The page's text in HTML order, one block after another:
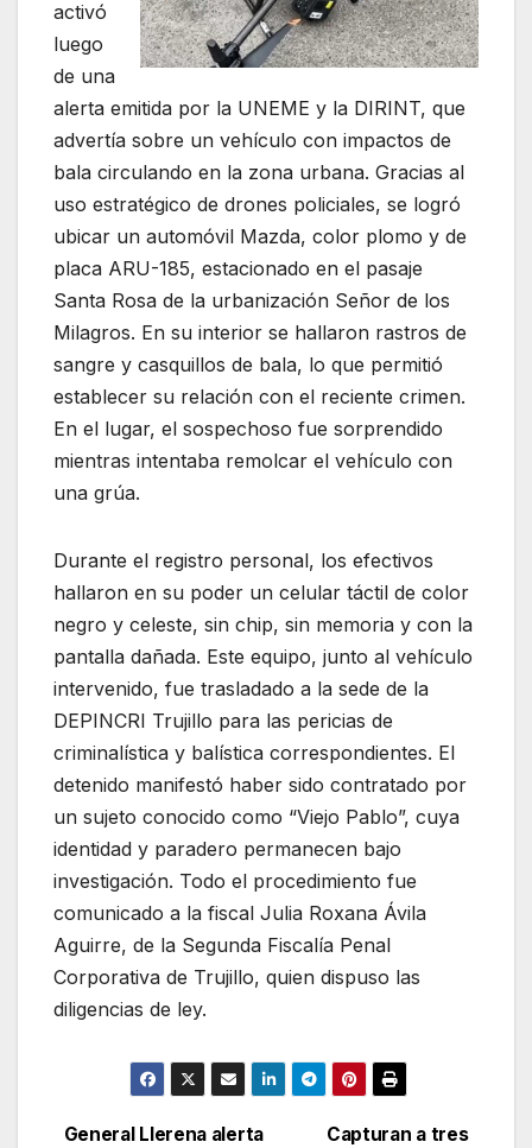
activó
luego
de una
alerta emitida por la UNEME y la DIRINT, que
advertía sobre un vehículo con impactos de
bala circulando en la zona urbana. Gracias al
uso estratégico de drones policiales, se logró
ubicar un automóvil Mazda, color plomo y de
placa ARU-185, estacionado en el pasaje
Santa Rosa de la urbanización Señor de los
Milagros. En su interior se hallaron rastros de
sangre y casquillos de bala, lo que permitió
establecer su relación con el reciente crimen.
En el lugar, el sospechoso fue sorprendido
mientras intentaba remolcar el vehículo con
una grúa.
Durante el registro personal, los efectivos
hallaron en su poder un celular táctil de color
negro y celeste, sin chip, sin memoria y con la
pantalla dañada. Este equipo, junto al vehículo
intervenido, fue trasladado a la sede de la
DEPINCRI Trujillo para las pericias de
criminalística y balística correspondientes. El
detenido manifestó haber sido contratado por
un sujeto conocido como “Viejo Pablo”, cuya
identidad y paradero permanecen bajo
investigación. Todo el procedimiento fue
comunicado a la fiscal Julia Roxana Ávila
Aguirre, de la Segunda Fiscalía Penal
Corporativa de Trujillo, quien dispuso las
diligencias de ley.
Capturan a tres
General Llerena alerta